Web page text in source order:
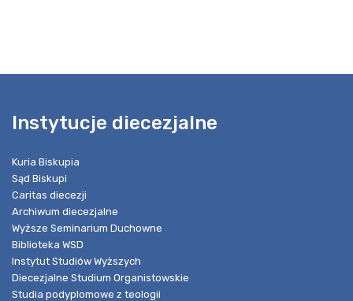
Instytucje diecezjalne
Kuria Biskupia
Sąd Biskupi
Caritas diecezji
Archiwum diecezjalne
Wyższe Seminarium Duchowne
Biblioteka WSD
Instytut Studiów Wyższych
Diecezjalne Studium Organistowskie
Studia podyplomowe z teologii